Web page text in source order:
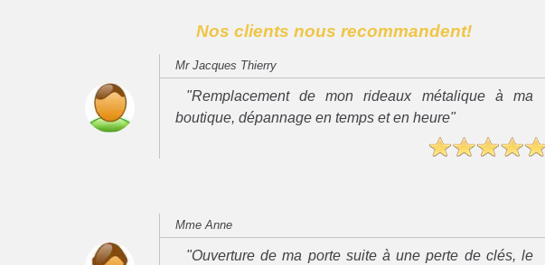
Nos clients nous recommandent!
Mr Jacques Thierry
"Remplacement de mon rideaux métalique à ma
boutique, dépannage en temps et en heure"
Mme Anne
"Ouverture de ma porte suite à une perte de clés, le